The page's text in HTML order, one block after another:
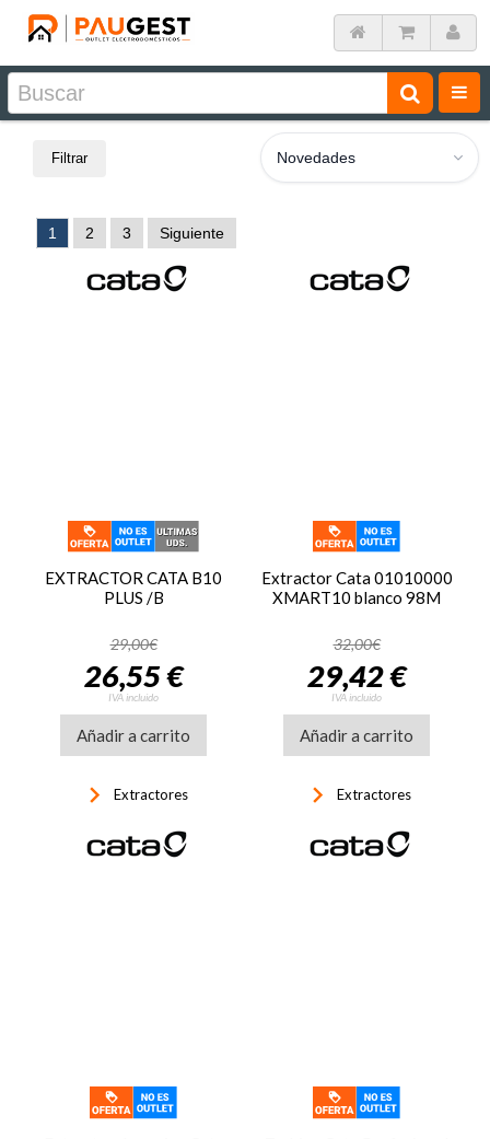
Filtrar Novedades
1 2 3 Siguiente
EXTRACTOR CATA B10
PLUS /B
29,00€
26,55 €
IVA incluido
Añadir a carrito
keyboard_arrow_right Extractores
Extractor Cata 01010000
XMART10 blanco 98M
32,00€
29,42 €
IVA incluido
Añadir a carrito
keyboard_arrow_right Extractores